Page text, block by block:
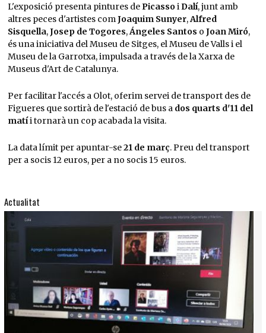
L'exposició presenta pintures dePicassoiDalí, junt amb
altres peces d'artistes comJoaquim Sunyer,Alfred
Sisquella,Josep de Togores,Ángeles Santos o Joan Miró,
és una iniciativa del Museu de Sitges, el Museu de Valls i el
Museu de la Garrotxa, impulsada a través de la Xarxa de
Museus d'Art de Catalunya.
Per facilitar l'accés a Olot, oferim servei de transport des de
Figueres que sortirà de l'estació de bus a dos quarts d'11 del
matíi tornarà un cop acabada la visita.
La data límit per apuntar-se21 de març. Preu del transport
per a socis 12 euros, per a no socis 15 euros.
Actualitat